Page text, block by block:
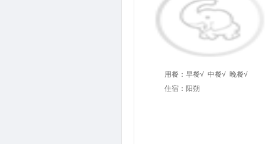
用餐： 早餐√ 中餐√ 晚餐√
住宿：阳朔